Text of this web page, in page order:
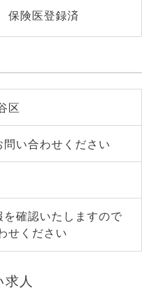
保険医登録済
区
問い合わせください
を確認いたしますので
せください
人